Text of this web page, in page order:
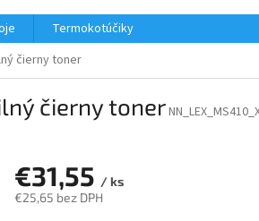
Termokotúčiky
čierny toner
čierny toner
€31,55 / ks
€25,65 bez DPH